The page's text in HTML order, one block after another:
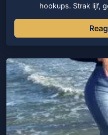
hookups. Strak lijf,